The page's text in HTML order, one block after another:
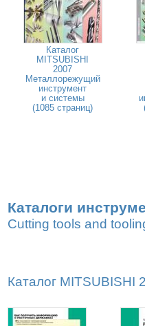
Каталог
MITSUBISHI
2007
Металлорежущий
инструмент
и системы
(1085 страниц)
Каталоги
Cutting tools and
Каталог